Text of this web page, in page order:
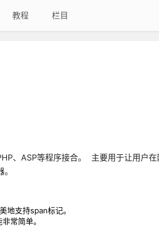
教程 栏目
、ASP等程序接合。 主要用于让用户
地支持span标记。
常简单。